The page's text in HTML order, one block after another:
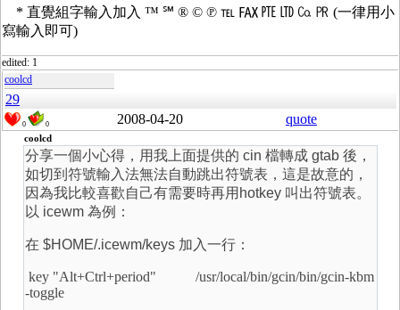
* 直覺組字輸入加入 ™ ℠ ® © ℗ ℡ ℻ ㉐ ㋏ ㏇ ㏚ (一律用小
寫輸入即可)
edited: 1
coolcd
29
0 0 2008-04-20 quote
coolcd
分享一個小心得，用我上面提供的 cin 檔轉成 gtab 後，
如切到符號輸入法無法自動跳出符號表，這是故意的，
因為我比較喜歡自己有需要時再用hotkey 叫出符號表。
以 icewm 為例：
在 $HOME/.icewm/keys 加入一行：
key "Alt+Ctrl+period" /usr/local/bin/gcin/bin/gcin-kbm
-toggle